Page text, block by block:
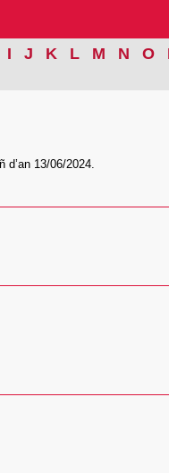
I J K L M N O
d’an 13/06/2024.